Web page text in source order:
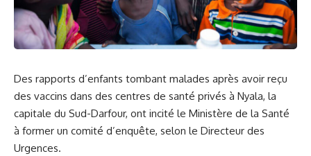
Des rapports d’enfants‍ tombant malades après avoir reçu
des vaccins ⁣ dans des centres ⁢de ⁢ santé privés à Nyala, la
‌capitale du Sud-Darfour, ont ⁤incité‍ le Ministère de la Santé
à former⁣ un comité d’enquête, selon le Directeur des
Urgences.